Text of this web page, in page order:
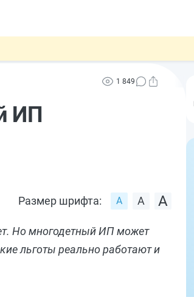
1 849
ИП
Размер шрифта:
Но многодетный ИП может
льготы реально работают и